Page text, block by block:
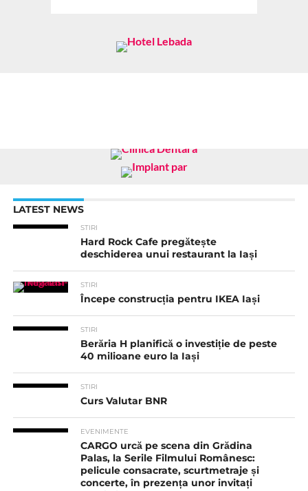
LATEST NEWS
STIRI
Hard Rock Cafe pregătește
deschiderea unui restaurant la Iași
STIRI
Începe construcția pentru IKEA Iași
STIRI
Berăria H planifică o investiție de peste
40 milioane euro la Iași
STIRI
Curs Valutar BNR
EVENIMENTE
CARGO urcă pe scena din Grădina
Palas, la Serile Filmului Românesc:
pelicule consacrate, scurtmetraje și
concerte, în prezența unor invitați